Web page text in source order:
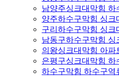
남양주싱크대막힘 하
양주하수구막힘 싱크
구리하수구막힘 싱
남동구하수구막힘 싱
의왕싱크대막힘 아
은평구싱크대막힘 하
하수구막힘 하수구역